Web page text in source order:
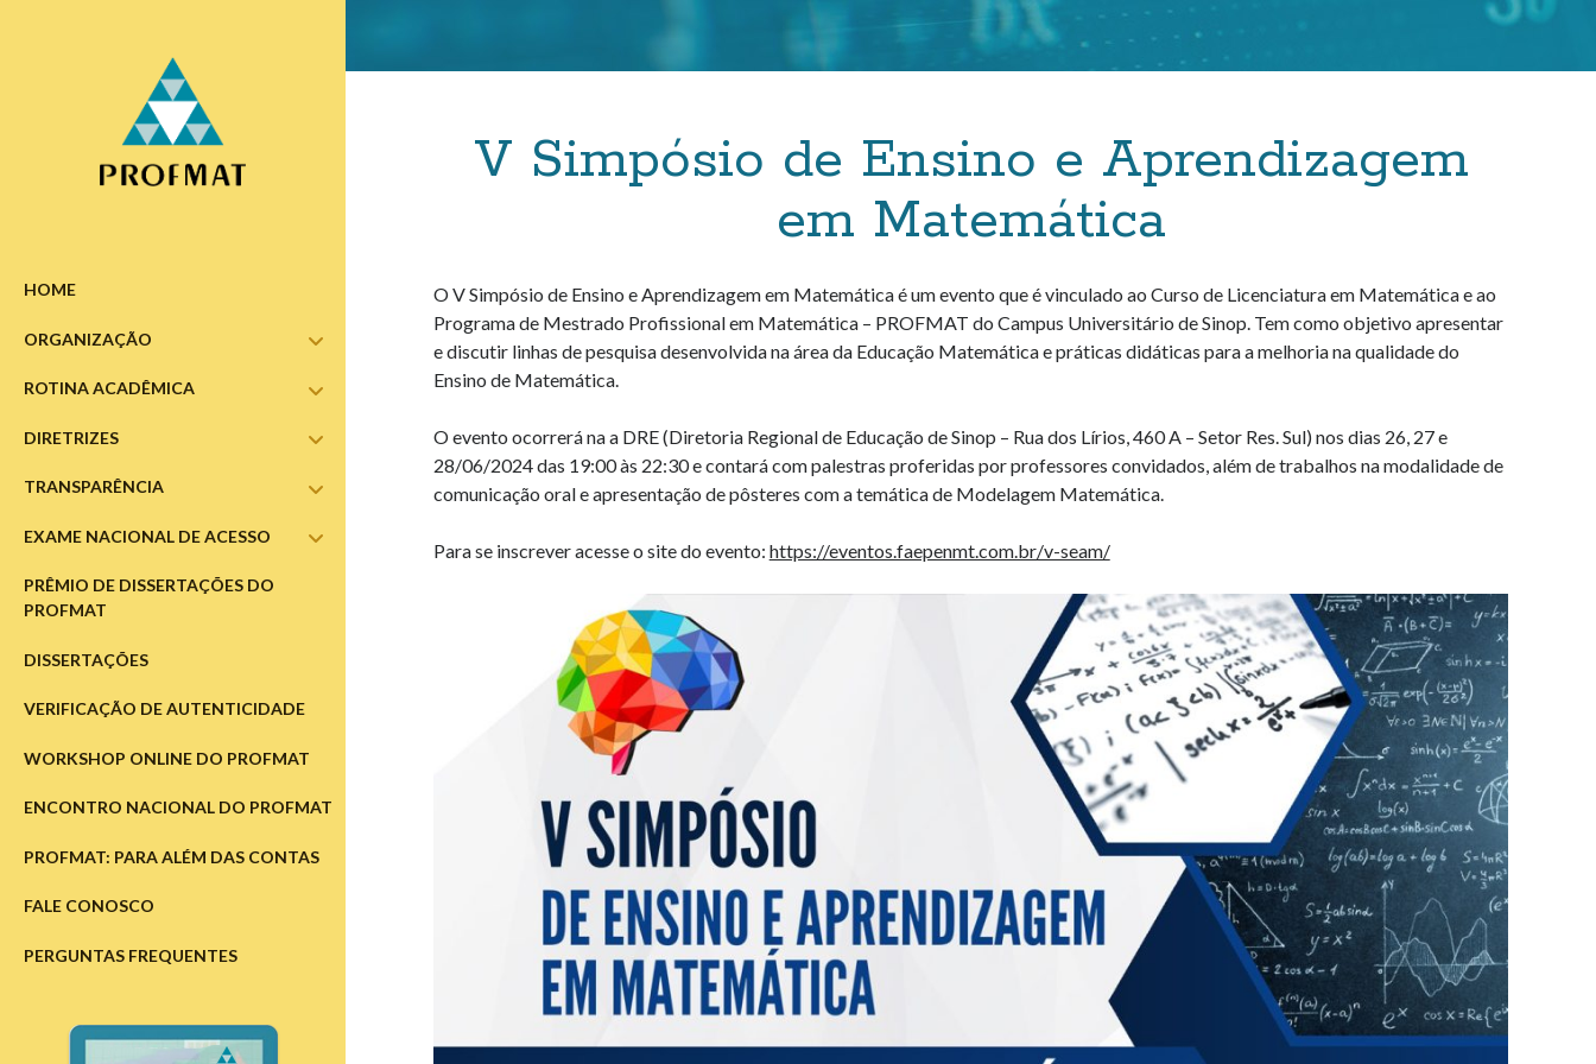
HOME
ORGANIZAÇÃO
abrir
ROTINA ACADÊMICA
abrir
DIRETRIZES
abrir
TRANSPARÊNCIA
abrir
EXAME NACIONAL DE ACESSO
abrir
PRÊMIO DE DISSERTAÇÕES DO
PROFMAT
DISSERTAÇÕES
VERIFICAÇÃO DE AUTENTICIDADE
WORKSHOP ONLINE DO PROFMAT
ENCONTRO NACIONAL DO PROFMAT
PROFMAT: PARA ALÉM DAS CONTAS
FALE CONOSCO
PERGUNTAS FREQUENTES
Barra
V Simpósio de Ensino e Aprendizagem
em Matemática
O V Simpósio de Ensino e Aprendizagem em Matemática é um evento que é vinculado ao Curso de Licenciatura em Matemática e ao
Programa de Mestrado Profissional em Matemática – PROFMAT do Campus Universitário de Sinop. Tem como objetivo apresentar
e discutir linhas de pesquisa desenvolvida na área da Educação Matemática e práticas didáticas para a melhoria na qualidade do
Ensino de Matemática.
O evento ocorrerá na a DRE (Diretoria Regional de Educação de Sinop – Rua dos Lírios, 460 A – Setor Res. Sul) nos dias 26, 27 e
28/06/2024 das 19:00 às 22:30 e contará com palestras proferidas por professores convidados, além de trabalhos na modalidade de
comunicação oral e apresentação de pôsteres com a temática de Modelagem Matemática.
Para se inscrever acesse o site do evento: https://eventos.faepenmt.com.br/v-seam/